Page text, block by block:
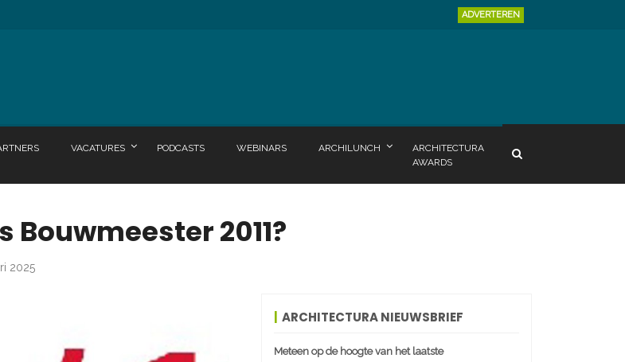
ADVERTEREN
VACATURES PODCASTS WEBINARS ARCHILUNCH
ARCHITECTURA
AWARDS
2011?
2025
ARCHITECTURA NIEUWSBRIEF
Meteen op de hoogte van het laatste